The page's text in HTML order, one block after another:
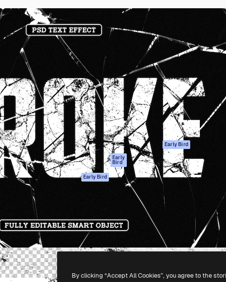
skabe dit bedste
– fra
bureauer og
Produkter
AI-assistent
AI-billedgenerator
AI-videogenerator
AI-
stemmegenerator
Stockindhold
MCP til
Claude/ChatGPT
Early
Bird
Agenter Early Bird
værktøjer
Kom godt i
gang
Academy
Dokumentation
Support
Vilkår for brug
Privatlivspolitik
Originaler
Early Bird
Cookies politik
Tillidscenter
Partnere
Virksomhed
Company S.L.U.Alle rettigheder forbeholdes.
By clicking “Accept All Cookies”, you agree to the